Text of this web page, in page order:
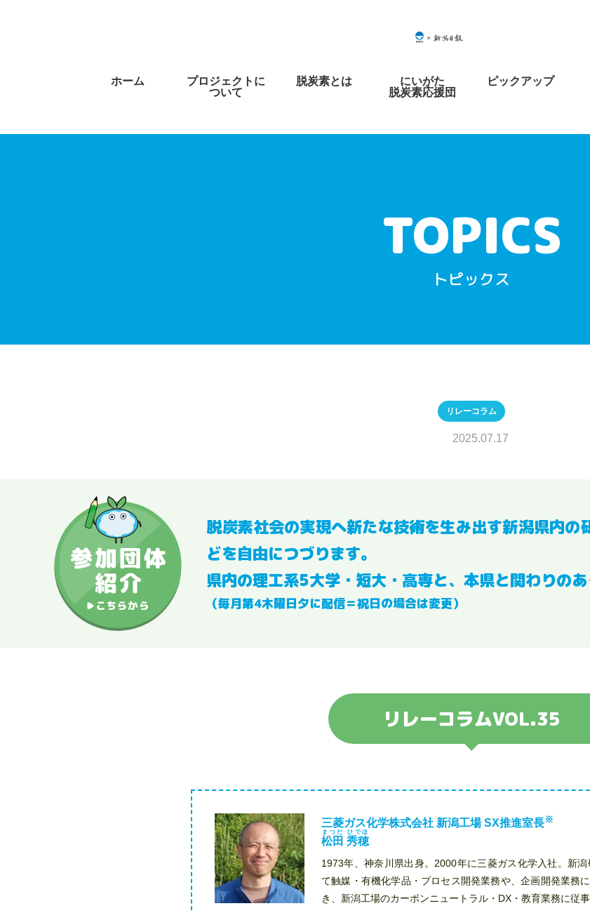
ホーム
プロジェクトに
ついて
脱炭素とは
にいがた
脱炭素応援団
ピックアップ
トピックス
リレーコラム
2025.07.17
脱炭素社会の実現へ新たな技術を生み出す新潟県内
どを自由につづります。
県内の理工系5大学・短大・高専と、本県と関わりのあ
（毎月第4木曜日夕に配信＝祝日の場合は変更）
リレーコラムVOL.35
三菱ガス化学株式会社 新潟工場 SX推進室長※
松田 秀穂
まつだ ひでほ
1973年、神奈川県出身。2000年に三菱ガス化学入社。新
て触媒・有機化学品・プロセス開発業務や、企画開発業務
き、新潟工場のカーボンニュートラル・DX・教育業務に従事